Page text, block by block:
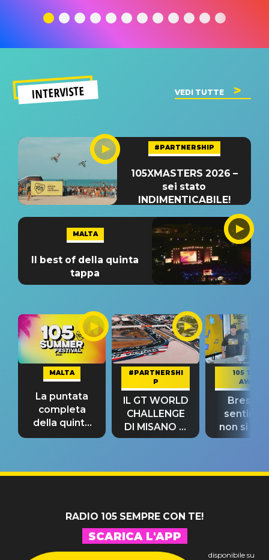
significato
del singolo
INTERVISTE VEDI TUTTE
#PARTNERSHIP
105XMASTERS 2026 –
sei stato
INDIMENTICABILE!
MALTA
Il best of della quinta
tappa
MALTA
La puntata
completa
della quinta
tappa
#PARTNERSHI
P
IL GT WORLD
CHALLENGE
DI MISANO si
riconferma
105 TAKE
AWAY
Bresh:
non si
fino alla
RADIO 105 SEMPRE CON TE!
SCARICA L'APP
disponibile su